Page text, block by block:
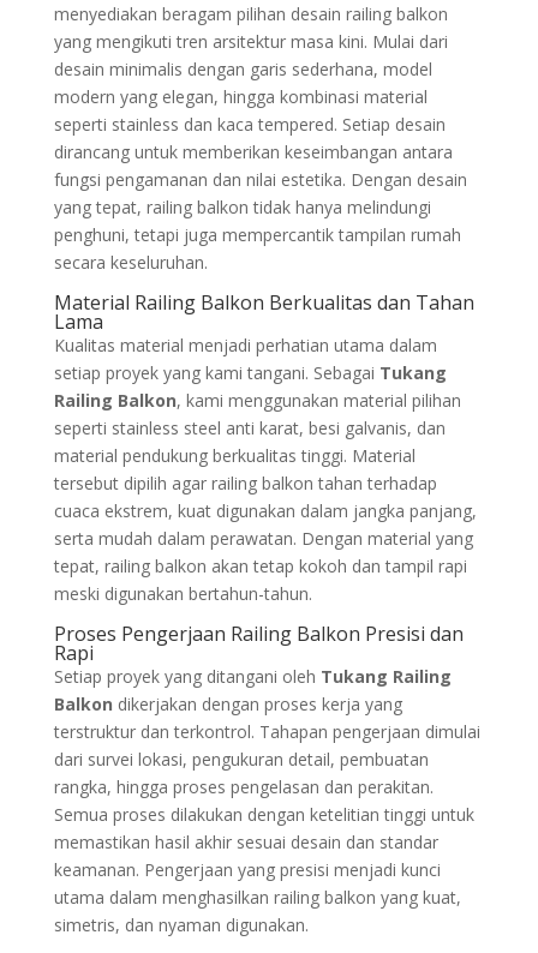
menyediakan beragam pilihan desain railing balkon
yang mengikuti tren arsitektur masa kini. Mulai dari
desain minimalis dengan garis sederhana, model
modern yang elegan, hingga kombinasi material
seperti stainless dan kaca tempered. Setiap desain
dirancang untuk memberikan keseimbangan antara
fungsi pengamanan dan nilai estetika. Dengan desain
yang tepat, railing balkon tidak hanya melindungi
penghuni, tetapi juga mempercantik tampilan rumah
secara keseluruhan.
Material Railing Balkon Berkualitas dan Tahan
Lama
Kualitas material menjadi perhatian utama dalam
setiap proyek yang kami tangani. Sebagai Tukang
Railing Balkon, kami menggunakan material pilihan
seperti stainless steel anti karat, besi galvanis, dan
material pendukung berkualitas tinggi. Material
tersebut dipilih agar railing balkon tahan terhadap
cuaca ekstrem, kuat digunakan dalam jangka panjang,
serta mudah dalam perawatan. Dengan material yang
tepat, railing balkon akan tetap kokoh dan tampil rapi
meski digunakan bertahun-tahun.
Proses Pengerjaan Railing Balkon Presisi dan
Rapi
Setiap proyek yang ditangani oleh Tukang Railing
Balkon dikerjakan dengan proses kerja yang
terstruktur dan terkontrol. Tahapan pengerjaan dimulai
dari survei lokasi, pengukuran detail, pembuatan
rangka, hingga proses pengelasan dan perakitan.
Semua proses dilakukan dengan ketelitian tinggi untuk
memastikan hasil akhir sesuai desain dan standar
keamanan. Pengerjaan yang presisi menjadi kunci
utama dalam menghasilkan railing balkon yang kuat,
simetris, dan nyaman digunakan.